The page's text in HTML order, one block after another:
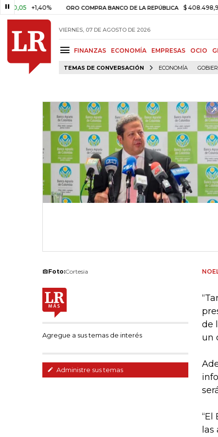
+1,40% ORO COMPRA BANCO DE LA REPÚBLICA $ 408.498,97 +$
VIERNES, 07 DE AGOSTO DE 2026
FINANZAS ECONOMÍA EMPRESAS OCIO
TEMAS DE CONVERSACIÓN ECONOMÍA
Foto:Cortesia
Agregue a sus temas de interés
Administre sus temas
de
un